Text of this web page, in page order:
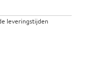
leveringstijden